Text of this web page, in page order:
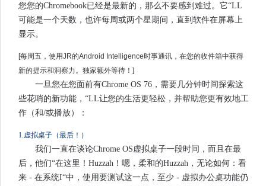
您您的Chromebook已经是最新的，那么不要感到难过。它“LL
可能是一个天数，也许每周或两个星期间，直到软件在屏幕上
显示。
[每周五，使用JR的Android Intelligence时事通讯，在您的收件箱中获得
新的提示和洞察力。独家额外等待！]
一旦您在您面前有Chrome OS 76，需要几分钟时间探索这
些花哨的新功能，“LL让您的生活更轻松，并帮助您更有效地工
作（和/或播放）：
1.虚拟桌子（最后！）
我们一直在谈论Chrome OS虚拟桌子一段时间，而且在最
后，他们“在这里！Huzzah！嗯，柔和的Huzzah，无论如何：看
来 - 在系统I“中，使用要测试这一点，至少 - 虚拟办公桌功能仍